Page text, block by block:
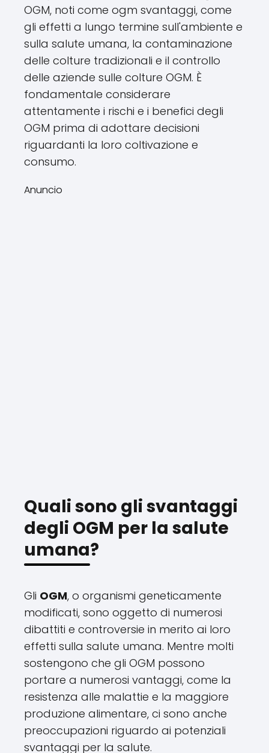
OGM, noti come ogm svantaggi, come
gli effetti a lungo termine sull'ambiente e
sulla salute umana, la contaminazione
delle colture tradizionali e il controllo
delle aziende sulle colture OGM. È
fondamentale considerare
attentamente i rischi e i benefici degli
OGM prima di adottare decisioni
riguardanti la loro coltivazione e
consumo.
Anuncio
Quali sono gli svantaggi
degli OGM per la salute
umana?
Gli OGM, o organismi geneticamente
modificati, sono oggetto di numerosi
dibattiti e controversie in merito ai loro
effetti sulla salute umana. Mentre molti
sostengono che gli OGM possono
portare a numerosi vantaggi, come la
resistenza alle malattie e la maggiore
produzione alimentare, ci sono anche
preoccupazioni riguardo ai potenziali
svantaggi per la salute.